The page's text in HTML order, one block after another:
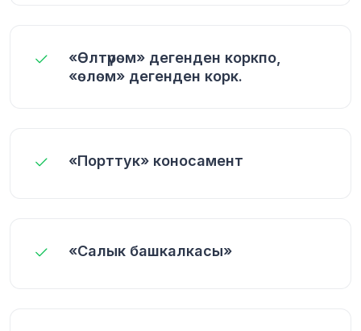
«Өлтүрөм» дегенден коркпо,
«өлөм» дегенден корк.
«Порттук» коносамент
«Салык башкалкасы»